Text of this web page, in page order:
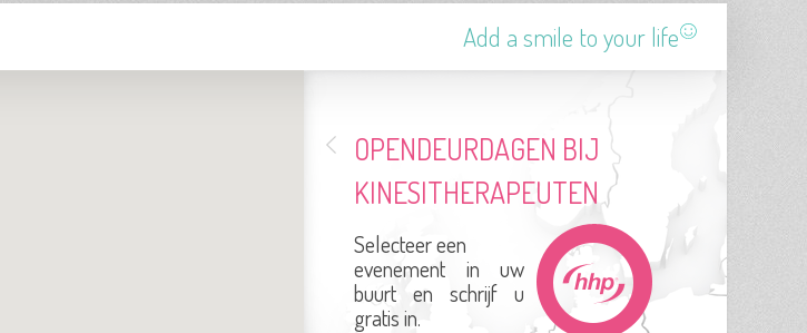
Add a smile to your life
OPENDEURDAGEN BIJ
KINESITHERAPEUTEN
Selecteer een
evenement in uw
buurt en schrijf u
gratis in.